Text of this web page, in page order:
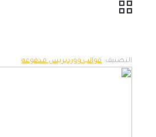
التصنيف: قوالب ووردبريس مدفوعه